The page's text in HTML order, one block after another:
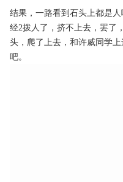
结果，一路看到石头上都是
经2拨人了，挤不上去，罢了
头，爬了上去，和许威同学
吧。